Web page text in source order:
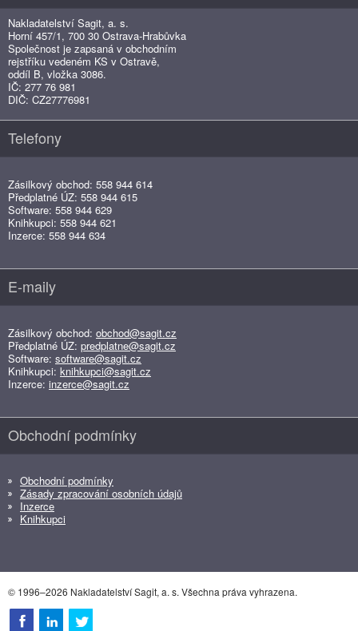
Nakladatelství Sagit, a. s.
Horní 457/1, 700 30 Ostrava-Hrabůvka
Společnost je zapsaná v obchodním
rejstříku vedeném KS v Ostravě,
oddíl B, vložka 3086.
IČ: 277 76 981
DIČ: CZ27776981
Telefony
Zásilkový obchod: 558 944 614
Předplatné ÚZ: 558 944 615
Software: 558 944 629
Knihkupci: 558 944 621
Inzerce: 558 944 634
E-maily
Zásilkový obchod: obchod@sagit.cz
Předplatné ÚZ: predplatne@sagit.cz
Software: software@sagit.cz
Knihkupci: knihkupci@sagit.cz
Inzerce: inzerce@sagit.cz
Obchodní podmínky
Obchodní podmínky
Zásady zpracování osobních údajů
Inzerce
Knihkupci
© 1996–2026 Nakladatelství Sagit, a. s. Všechna práva vyhrazena.